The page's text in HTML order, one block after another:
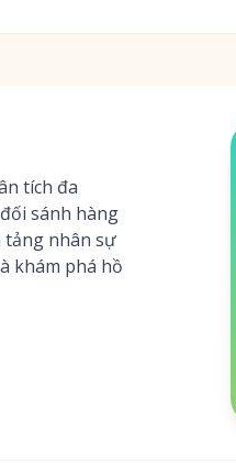
tích đa
sánh hàng
nhân sự
khám phá hồ